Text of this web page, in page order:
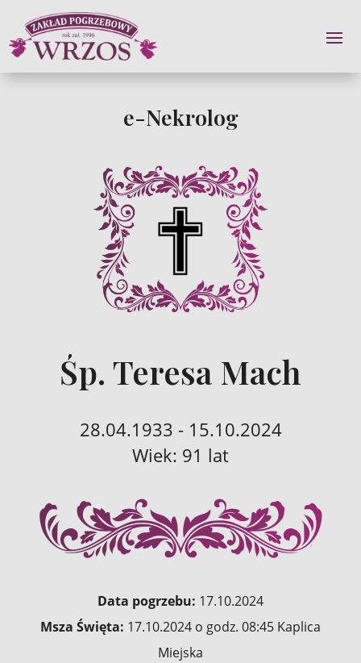
e-Nekrolog
Śp. Teresa Mach
28.04.1933 - 15.10.2024
Wiek: 91 lat
Data pogrzebu: 17.10.2024
Msza Święta: 17.10.2024 o godz. 08:45 Kaplica
Miejska